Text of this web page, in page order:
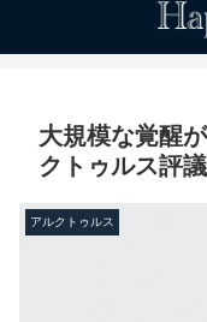
大規模な覚醒
クトゥルス評
アルクトゥルス